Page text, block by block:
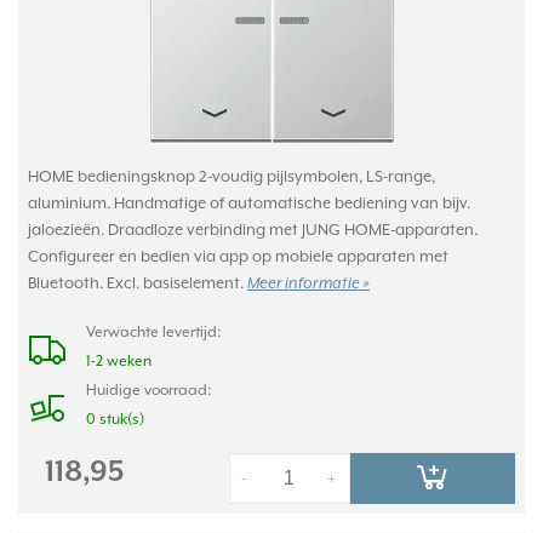
HOME bedieningsknop 2-voudig pijlsymbolen, LS-range,
aluminium. Handmatige of automatische bediening van bijv.
jaloezieën. Draadloze verbinding met JUNG HOME-apparaten.
Configureer en bedien via app op mobiele apparaten met
Bluetooth. Excl. basiselement. Meer informatie »
Verwachte levertijd:
1-2 weken
Huidige voorraad:
0 stuk(s)
118,95 +
-